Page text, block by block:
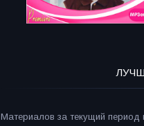
Материалов за текущий период